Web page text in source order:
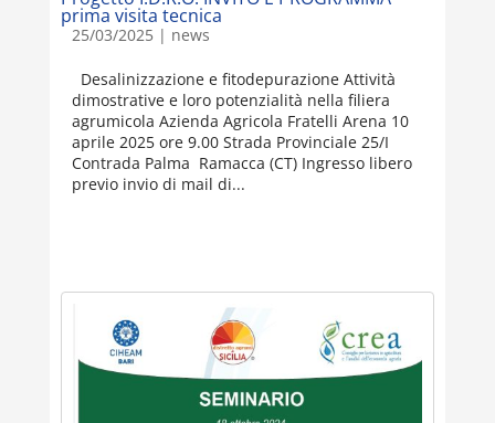
prima visita tecnica
25/03/2025| news
Desalinizzazione e fitodepurazione Attività
dimostrative e loro potenzialità nella filiera
agrumicola Azienda Agricola Fratelli Arena 10
aprile 2025 ore 9.00 Strada Provinciale 25/I
Contrada Palma Ramacca (CT) Ingresso libero
previo invio di mail di...